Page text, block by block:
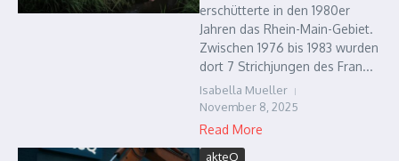
erschütterte in den 1980er
Jahren das Rhein-Main-Gebiet.
Zwischen 1976 bis 1983 wurden
dort 7 Strichjungen des Fran...
Isabella Mueller
November 8, 2025
Read More
akteQ